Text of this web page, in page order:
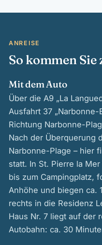
ANREISE
So kommen Sie
Mit dem Auto
Über die A9 „La
Ausfahrt 37 „Narbonne-
Richtung Narbonne-
Nach der Überquerung
Narbonne-Plage – hier
statt. In St. Pierre la
bis zum Campingplatz,
Anhöhe und biegen ca.
rechts in die Residenz
Haus Nr. 7 liegt auf der
Autobahn: ca. 30